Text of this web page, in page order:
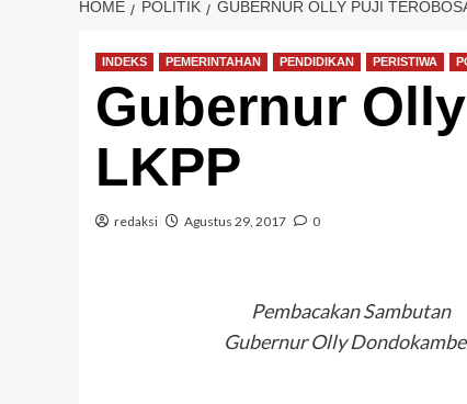
HOME POLITIK GUBERNUR OLLY PUJI
INDEKS PEMERINTAHAN PENDIDIKAN PERISTIWA
Gubernur
LKPP
redaksi Agustus 29, 2017 0
Pembacakan Sambutan
Gubernur Olly